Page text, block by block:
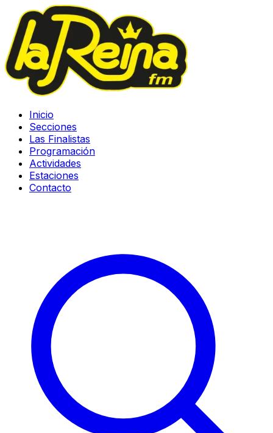
Inicio
Secciones
Las Finalistas
Programación
Actividades
Estaciones
Contacto